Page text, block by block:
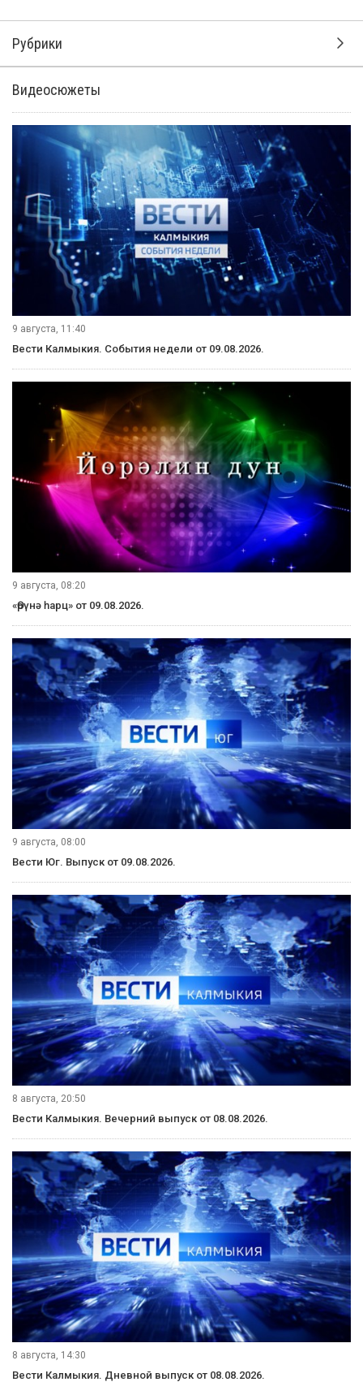
Рубрики
Видеосюжеты
9 августа, 11:40
Вести Калмыкия. События недели от 09.08.2026.
9 августа, 08:20
«Өрүнә һарц» от 09.08.2026.
9 августа, 08:00
Вести Юг. Выпуск от 09.08.2026.
8 августа, 20:50
Вести Калмыкия. Вечерний выпуск от 08.08.2026.
8 августа, 14:30
Вести Калмыкия. Дневной выпуск от 08.08.2026.